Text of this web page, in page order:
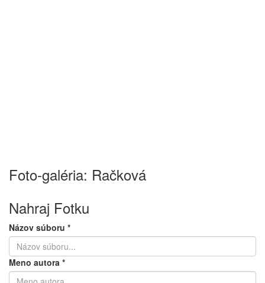
Foto-galéria: Račková
Nahraj Fotku
Názov súboru *
Meno autora *